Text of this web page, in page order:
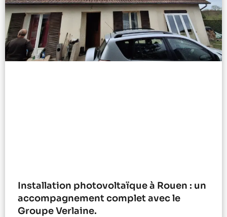
Installation photovoltaïque à Rouen : un
accompagnement complet avec le
Groupe Verlaine.